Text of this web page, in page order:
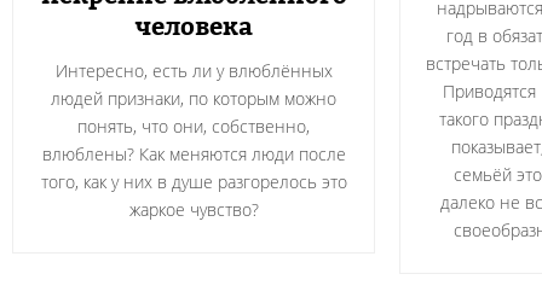
год в
встречать
Приводятся
такого
семьёй
далеко не
человека
Интересно, есть ли у влюблённых
людей признаки, по которым можно
понять, что они, собственно,
влюблены? Как меняются люди после
того, как у них в душе разгорелось это
жаркое чувство?